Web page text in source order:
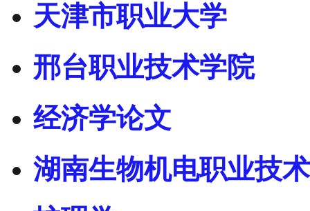
天津市职业大学
邢台职业技术学院
经济学论文
湖南生物机电职业技